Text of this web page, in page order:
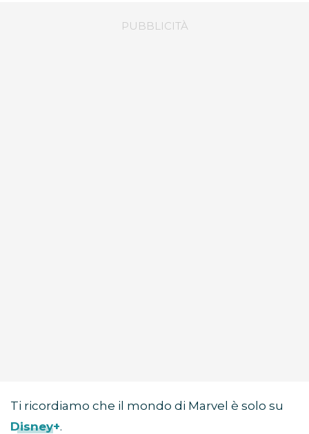
Ti ricordiamo che il mondo di Marvel è solo su
Disney+.